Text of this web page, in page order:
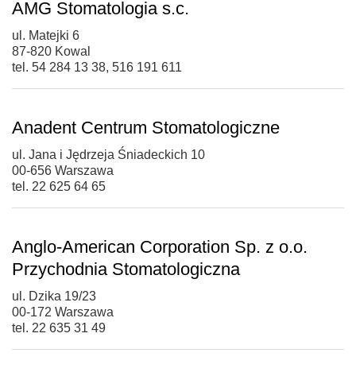
AMG Stomatologia s.c.
ul. Matejki 6
87-820 Kowal
tel. 54 284 13 38, 516 191 611
Anadent Centrum Stomatologiczne
ul. Jana i Jędrzeja Śniadeckich 10
00-656 Warszawa
tel. 22 625 64 65
Anglo-American Corporation Sp. z o.o.
Przychodnia Stomatologiczna
ul. Dzika 19/23
00-172 Warszawa
tel. 22 635 31 49